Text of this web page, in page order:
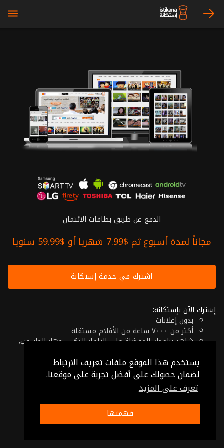
يستخدم هذا الموقع ملفات تعريف الارتباط
لضمان حصولك على أفضل تجربة على موقعنا.
تعرف على المزيد
فهمتها
arrow_right
bars
الدفع عن طريق بطاقات الائتمان
مجاناً لمدة أسبوع ثم $7.99 شهريا أو $59.99 سنويا
اشترك في خدمة إستكانة
إشترك الآن بإستكانة:
بدون إعلانات
أكثر من ٧٠٠٠ ساعة من الأفلام مستقلة
شاهد برامجك المفضلة على التلفاز الذكي، جهاز الحاسوب،
إلغاء في أي وقت
فقط $7.99 شهريا أو $59.99 سنويا
شروط الإستخدام-